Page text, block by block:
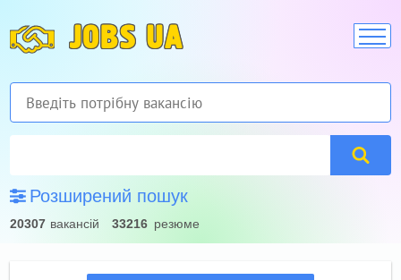
JOBS UA
Розширений пошук
20307 вакансій 33216 резюме